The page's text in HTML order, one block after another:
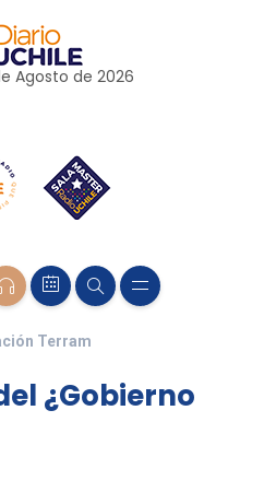
Agosto de 2026
Terram
¿Gobierno